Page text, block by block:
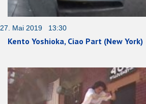
27. Mai 2019 13:30
Kento Yoshioka, Ciao Part (New York)